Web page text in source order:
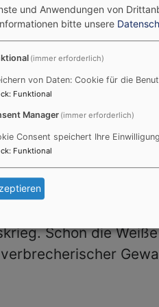
waren,
Thomas Prieto
in Bayern. Die
Katharina
sein
berichtete, was
Maksymliuk
ukrainischen KZ-
Jahren leidet die
Schon die
und Anwendungen von
bitte unsere
(immer erforderlich)
von Daten: Cookie für die
: Funktional
Manager (immer erforderlich)
Consent speichert Ihre
: Funktional